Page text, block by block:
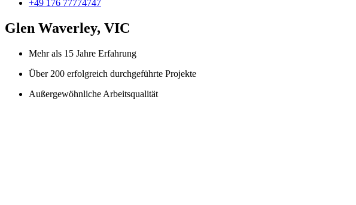
+49 176 77774747
Glen Waverley, VIC
Mehr als 15 Jahre Erfahrung
Über 200 erfolgreich durchgeführte Projekte
Außergewöhnliche Arbeitsqualität